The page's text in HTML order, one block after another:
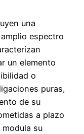
una
espectro
un elemento
o
puras,
de su
a plazo
su